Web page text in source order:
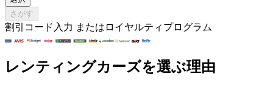
さがす
割引コード入力 またはロイヤルティプログラム
レンティングカーズを選ぶ理由